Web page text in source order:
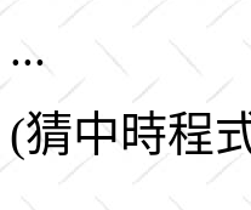
...
(猜中時程